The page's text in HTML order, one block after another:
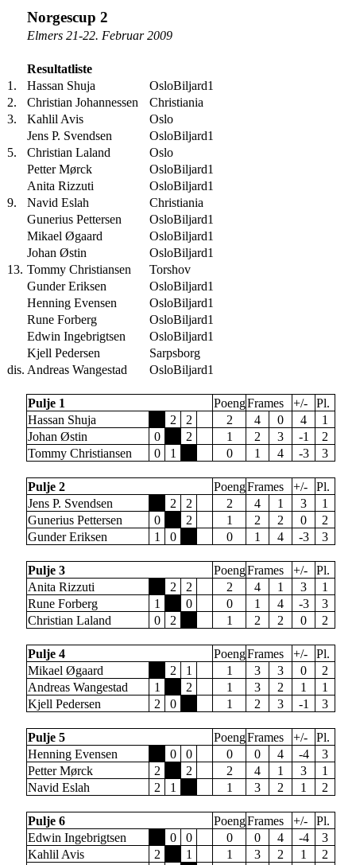
Norgescup 2
Elmers 21-22. Februar 2009
Resultatliste
1.
Hassan Shuja
OsloBiljard1
2.
Christian Johannessen
Christiania
3.
Kahlil Avis
Oslo
Jens P. Svendsen
OsloBiljard1
5.
Christian Laland
Oslo
Petter Mørck
OsloBiljard1
Anita Rizzuti
OsloBiljard1
9.
Navid Eslah
Christiania
Gunerius Pettersen
OsloBiljard1
Mikael Øgaard
OsloBiljard1
Johan Østin
OsloBiljard1
13. Tommy Christiansen
Torshov
Gunder Eriksen
OsloBiljard1
Henning Evensen
OsloBiljard1
Rune Forberg
OsloBiljard1
Edwin Ingebrigtsen
OsloBiljard1
Kjell Pedersen
Sarpsborg
dis. Andreas Wangestad OsloBiljard1
Pulje 1 PoengFrames +/-
Pl.
Hassan Shuja
2 2 2 4 0 4
1
Johan Østin
0 2 1 2 3 -1
2
Tommy Christiansen
0 1 0 1 4 -3 3
Pulje 2 PoengFrames +/-
Pl.
Jens P. Svendsen
2 2 2 4 1 3
1
Gunerius Pettersen
0 2 1 2 2 0
2
Gunder Eriksen
1 0 0 1 4 -3 3
Pulje 3 PoengFrames +/-
Pl.
Anita Rizzuti
2 2 2 4 1 3
1
Rune Forberg
1 0 0 1 4 -3
3
Christian Laland
0 2 1 2 2 0 2
Pulje 4 PoengFrames +/-
Pl.
Mikael Øgaard
2 1 1 3 3 0
2
Andreas Wangestad
1 2 1 3 2 1
1
Kjell Pedersen
2 0 1 2 3 -1 3
Pulje 5 PoengFrames +/-
Pl.
Henning Evensen
0 0 0 0 4 -4
3
Petter Mørck
2 2 2 4 1 3
1
Navid Eslah
2 1 1 3 2 1 2
Pulje 6 PoengFrames +/-
Pl.
Edwin Ingebrigtsen
0 0 0 0 4 -4
3
Kahlil Avis
2 1 1 3 2 1
2